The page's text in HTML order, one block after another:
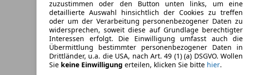
Leistung
48 kW (65
Getriebe
Hubraum
999 cm³
Gänge
6
zuzustimmen oder den Button unten links, um eine
detaillierte Auswahl hinsichtlich der Cookies zu treffen
oder um der Verarbeitung personenbezogener Daten zu
widersprechen, soweit diese auf Grundlage berechtigter
Interessen erfolgt. Die Einwilligung umfasst auch die
Übermittlung bestimmter personenbezogener Daten in
Drittländer, u.a. die USA, nach Art. 49 (1) (a) DSGVO. Wollen
Sie keine Einwilligung erteilen, klicken Sie bitte hier.